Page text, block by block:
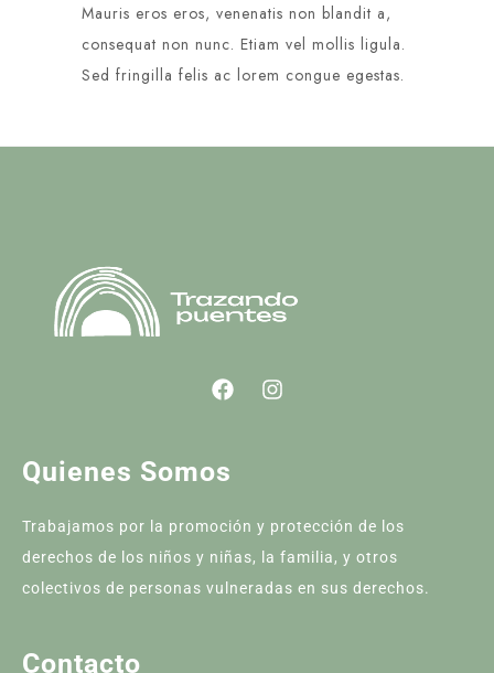
Mauris eros eros, venenatis non blandit a,
consequat non nunc. Etiam vel mollis ligula.
Sed fringilla felis ac lorem congue egestas.
Quienes Somos
Trabajamos por la promoción y protección de los
derechos de los niños y niñas, la familia, y otros
colectivos de personas vulneradas en sus derechos.
Contacto